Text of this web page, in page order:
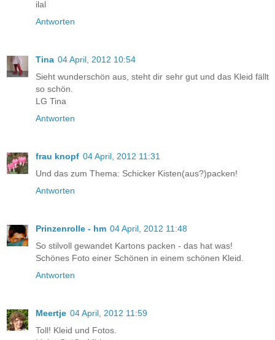
ilal
Antworten
Tina 04 April, 2012 10:54
Sieht wunderschön aus, steht dir sehr gut und das Kleid fällt
so schön.
LG Tina
Antworten
frau knopf 04 April, 2012 11:31
Und das zum Thema: Schicker Kisten(aus?)packen!
Antworten
Prinzenrolle - hm 04 April, 2012 11:48
So stilvoll gewandet Kartons packen - das hat was!
Schönes Foto einer Schönen in einem schönen Kleid.
Antworten
Meertje 04 April, 2012 11:59
Toll! Kleid und Fotos.